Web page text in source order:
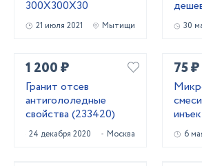
300Х300Х30
21 июля 2021 Мытищи 30
1 200 ₽
Гранит отсев
антигололедные
свойства (233420)
24 декабря 2020 Москва
75 ₽
6